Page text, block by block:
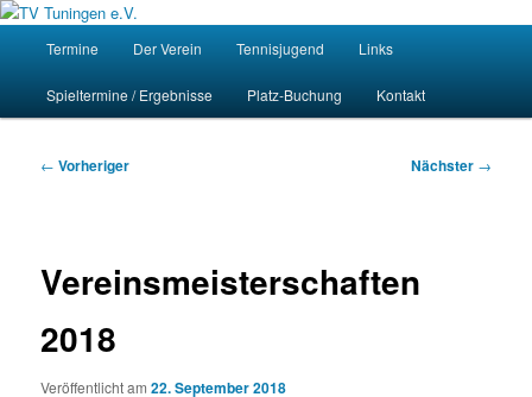
Zum
springenTV Tuningen e.V.
Homepage des Tennisvereins Tuningen e.V.
Termine Der Verein Tennisjugend Links
Spieltermine / Ergebnisse Platz-Buchung Kontakt
Beitragsnavigation
← Vorheriger Nächster →
Vereinsmeisterschaften
2018
Veröffentlicht am22. September 2018